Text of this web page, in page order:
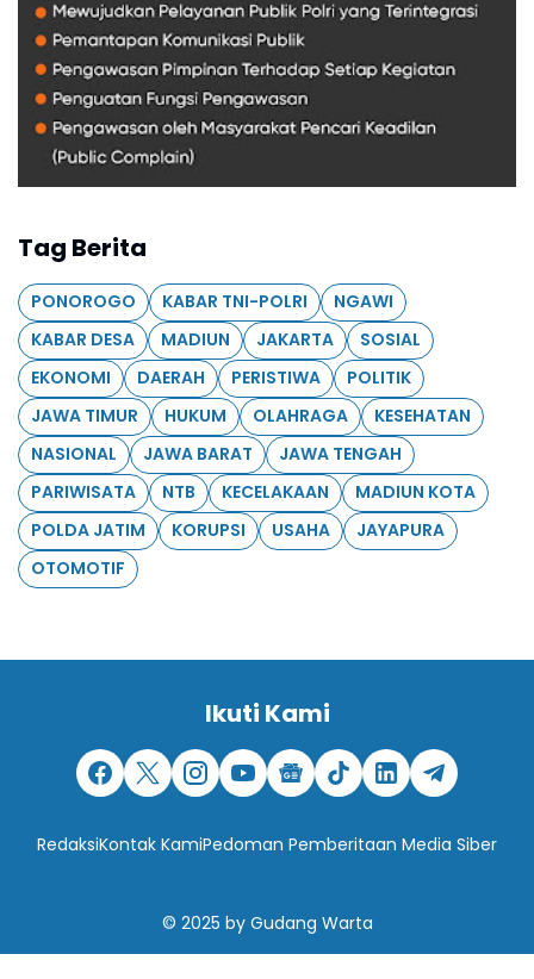
Tag Berita
PONOROGO KABAR TNI-POLRI
NGAWI
KABAR DESA
MADIUN JAKARTA
SOSIAL
EKONOMI
DAERAH PERISTIWA
POLITIK
JAWA TIMUR
HUKUM OLAHRAGA
KESEHATAN
NASIONAL
JAWA BARAT
JAWA TENGAH
PARIWISATA
NTB KECELAKAAN
MADIUN KOTA
POLDA JATIM
KORUPSI USAHA
JAYAPURA
OTOMOTIF
Ikuti Kami
RedaksiKontak KamiPedoman Pemberitaan Media Siber
© 2025 by Gudang Warta